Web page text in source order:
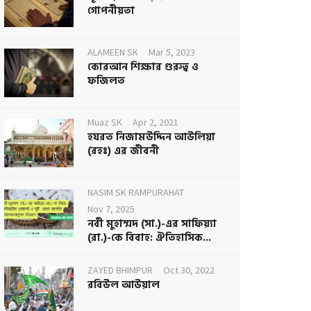
গোপনীয়তা
ALAMEEN SK Mar 5, 2023
কোরআন শিক্ষার গুরুত্ব ও
ফজিলত
Muaz SK Apr 2, 2021
হযরত নিজামউদ্দিন আউলিয়া
(রহঃ) এর জীবনী
NASIM SK RAMPURAHAT
Nov 7, 2025
নবী মুহাম্মদ (সা.)-এর সাফিয়্যা
(রা.)-কে বিবাহ: ঐতিহাসিক...
ZAYED BHIMPUR Oct 30, 2022
রবিউল আউয়াল